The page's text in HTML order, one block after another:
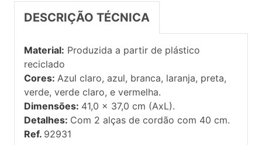
DESCRIÇÃO TÉCNICA
Material: Produzida a partir de plástico
reciclado
Cores: Azul claro, azul, branca, laranja, preta,
verde, verde claro, e vermelha.
Dimensões: 41,0 x 37,0 cm (AxL).
Detalhes: Com 2 alças de cordão com 40 cm.
Ref. 92931